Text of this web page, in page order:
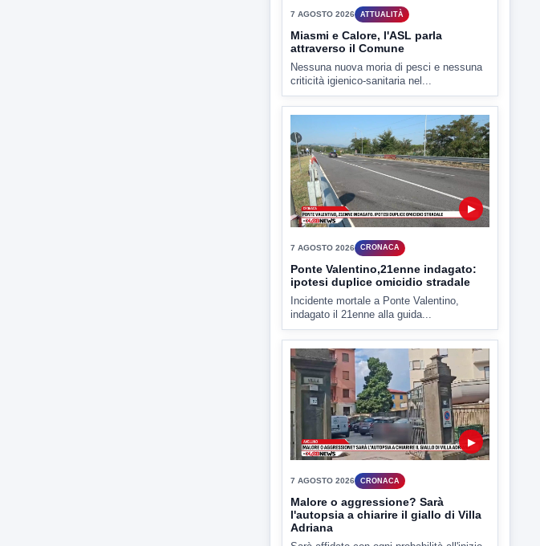
Benevento Calcio: Le scelte di
Floro Flores per il debutto di Coppa
Italia
Il Benevento è pronto al debutto di Coppa
Italia. Scelte...
▶
Miasmi e Calore, l'ASL parla
attraverso il Comune
Nessuna nuova moria di pesci e nessuna
criticità igienico-sanitaria nel...
▶
Ponte Valentino,21enne indagato:
ipotesi duplice omicidio stradale
Incidente mortale a Ponte Valentino,